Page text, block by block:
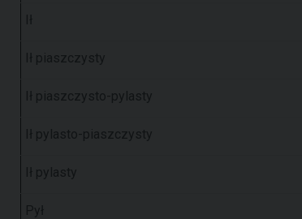
Ił
Ił piaszczysty
Ił piaszczysto-pylasty
Ił pylasto-piaszczysty
Ił pylasty
Pył